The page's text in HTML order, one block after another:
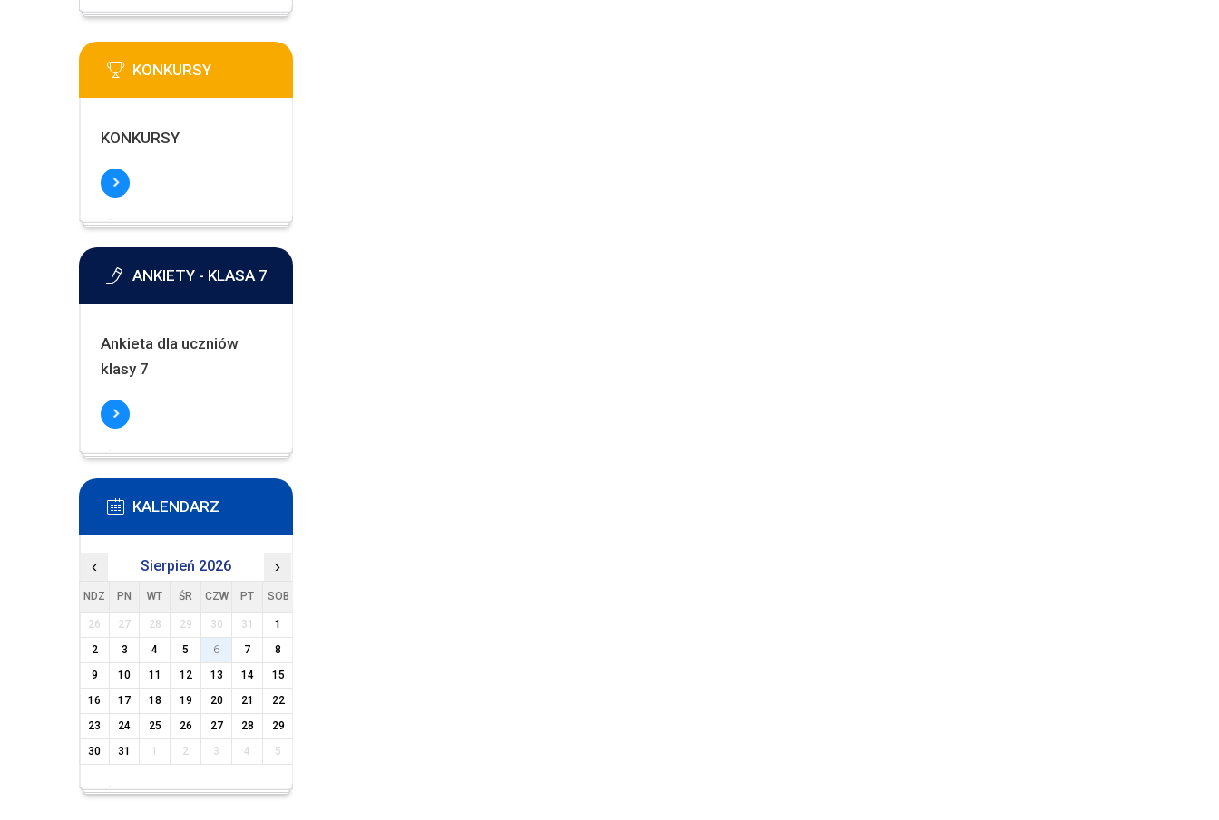
KONKURSY
KONKURSY
ANKIETY - KLASA 7
Ankieta dla uczniów
klasy 7
KALENDARZ
‹ Sierpień 2026 ›
NDZ PN WT ŚR CZW PT SOB
26 27 28 29 30 31
1
2
3 4 5 6 7
8
9
10 11 12 13 14
15
16
17 18 19 20 21
22
23
24 25 26 27 28
29
30
31 1 2 3 4 5